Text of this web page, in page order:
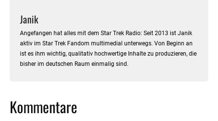
Janik
Angefangen hat alles mit dem Star Trek Radio: Seit 2013 ist Janik
aktiv im Star Trek Fandom multimedial unterwegs. Von Beginn an
ist es ihm wichtig, qualitativ hochwertige Inhalte zu produzieren, die
bisher im deutschen Raum einmalig sind.
Kommentare